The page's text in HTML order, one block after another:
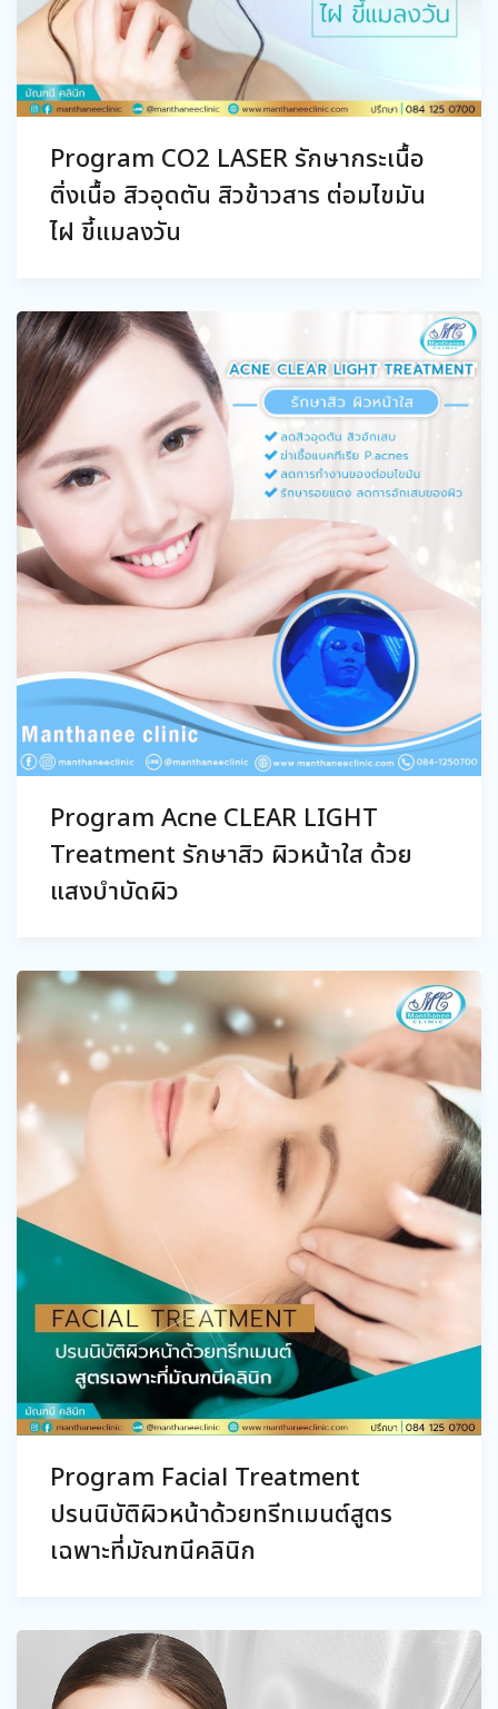
Program CO2 LASER รักษากระเนื้อ
ติ่งเนื้อ สิวอุดตัน สิวข้าวสาร ต่อมไขมัน
ไฝ ขี้แมลงวัน
Program Acne CLEAR LIGHT
Treatment รักษาสิว ผิวหน้าใส ด้วย
แสงบำบัดผิว
Program Facial Treatment
ปรนนิบัติผิวหน้าด้วยทรีทเมนต์สูตร
เฉพาะที่มัณฑนีคลินิก